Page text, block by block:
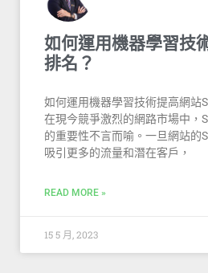
如何運用機器學習技
排名？
如何運用機器學習技術提高網站
在現今競爭激烈的網路市場中，
的重要性不言而喻。一旦網站的
吸引更多的流量和潛在客戶，
READ MORE »
15 5 月, 2023